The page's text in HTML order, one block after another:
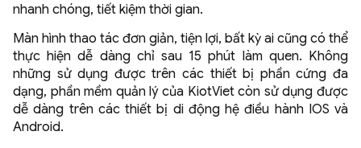
nhanh chóng, tiết kiệm thời gian.
Màn hình thao tác đơn giản, tiện lợi, bất kỳ ai cũng có thể
thực hiện dễ dàng chỉ sau 15 phút làm quen. Không
những sử dụng được trên các thiết bị phần cứng đa
dạng, phần mềm quản lý của KiotViet còn sử dụng được
dễ dàng trên các thiết bị di động hệ điều hành IOS và
Android.